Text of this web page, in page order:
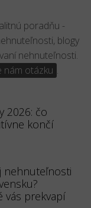
poradňu -
blogy
nehnuteľnosti.
nám otázku .
2026: čo
končí
nehnuteľnosti
vás prekvapí